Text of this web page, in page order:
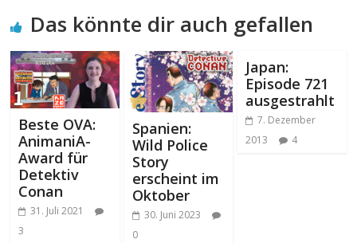
Das könnte dir auch gefallen
Beste OVA:
AnimaniA-
Award für
Detektiv
Conan
31. Juli 2021
3
Spanien:
Wild Police
Story
erscheint im
Oktober
30. Juni 2023
0
Japan:
Episode 721
ausgestrahlt
7. Dezember
2013
4